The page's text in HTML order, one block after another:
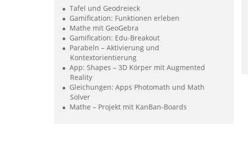
Tafel und Geodreieck
Gamification: Funktionen erleben
Mathe mit GeoGebra
Gamification: Edu-Breakout
Parabeln – Aktivierung und
Kontextorientierung
App: Shapes – 3D Körper mit Augmented
Reality
Gleichungen: Apps Photomath und Math
Solver
Mathe – Projekt mit KanBan-Boards